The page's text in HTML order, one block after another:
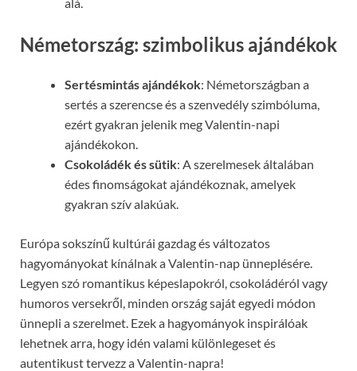
alá.
Németország: szimbolikus ajándékok
Sertésmintás ajándékok: Németországban a
sertés a szerencse és a szenvedély szimbóluma,
ezért gyakran jelenik meg Valentin-napi
ajándékokon.
Csokoládék és sütik: A szerelmesek általában
édes finomságokat ajándékoznak, amelyek
gyakran szív alakúak.
Európa sokszínű kultúrái gazdag és változatos
hagyományokat kínálnak a Valentin-nap ünneplésére.
Legyen szó romantikus képeslapokról, csokoládéról vagy
humoros versekről, minden ország saját egyedi módon
ünnepli a szerelmet. Ezek a hagyományok inspirálóak
lehetnek arra, hogy idén valami különlegeset és
autentikust tervezz a Valentin-napra!